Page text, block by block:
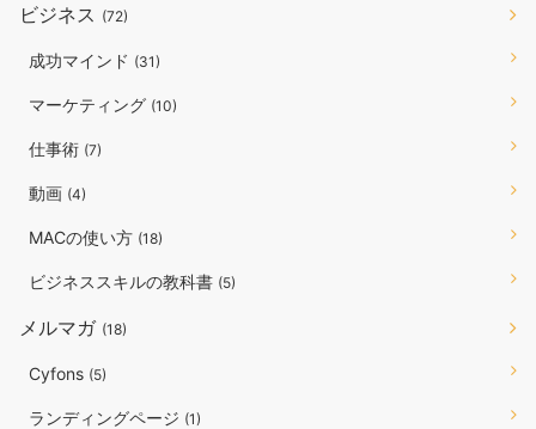
ビジネス (72)
成功マインド (31)
マーケティング (10)
仕事術 (7)
動画 (4)
MACの使い方 (18)
ビジネススキルの教科書 (5)
メルマガ (18)
Cyfons (5)
ランディングページ (1)